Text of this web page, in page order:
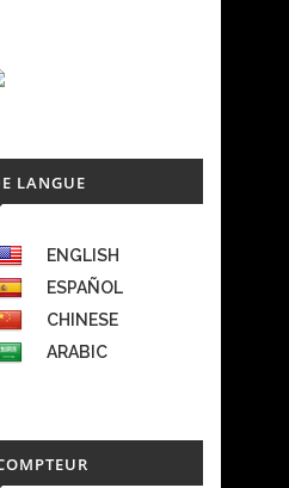
LANGUE
ENGLISH
ESPAÑOL
CHINESE
ARABIC